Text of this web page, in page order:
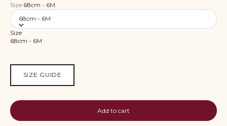
Size:68cm - 6M
68cm - 6M
Size
68cm - 6M
SIZE GUIDE
Add to cart